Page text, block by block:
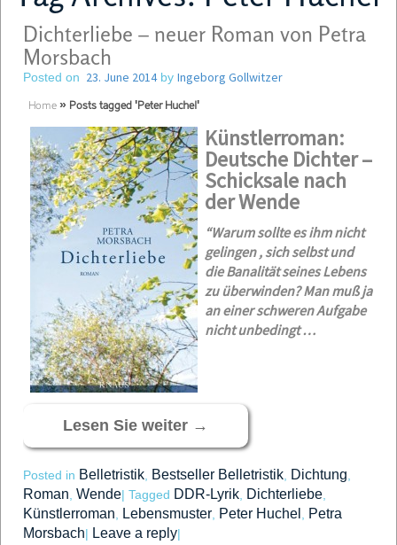
Dichterliebe – neuer Roman von Petra
Morsbach
Posted on 23. June 2014by Ingeborg Gollwitzer
Home » Posts tagged 'Peter Huchel'
Künstlerroman:
Deutsche Dichter –
Schicksale nach
der Wende
“Warum sollte es ihm nicht
gelingen , sich selbst und
die Banalität seines Lebens
zu überwinden? Man muß ja
an einer schweren Aufgabe
nicht unbedingt …
Lesen Sie weiter →
Posted in Belletristik Bestseller Belletristik Dichtung
Roman Wende| Tagged DDR-Lyrik Dichterliebe
Künstlerroman Lebensmuster Peter Huchel
Petra
Morsbach| Leave a reply|